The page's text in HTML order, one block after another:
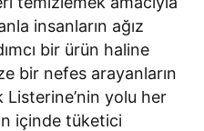
insanların ağız
bir ürün haline
bir nefes arayanların
yolu her
içinde tüketici